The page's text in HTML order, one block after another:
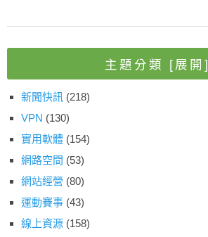
主題分類 [展開]
新聞快訊 (218)
VPN (130)
實用軟體 (154)
網路空間 (53)
網站經營 (80)
運動賽事 (43)
線上資源 (158)